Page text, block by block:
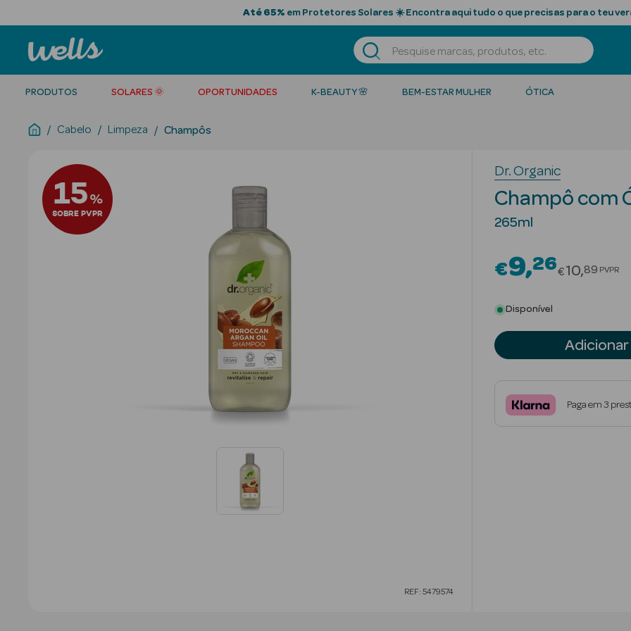
Até 65% em Protetores Solares ☀️ Encontra aqui tudo o que precisas para o teu
PRODUTOS SOLARES 🌞 OPORTUNIDADES K-BEAUTY 🌸 BEM-ESTAR MULHER ÓTICA
Cabelo Limpeza Champôs
15%
SOBRE PVPR
REF: 5479574
Dr. Organic
Champô com
265ml
€9 26Price
€10 89 PVPR
Disponível
Adicionar
Paga em 3